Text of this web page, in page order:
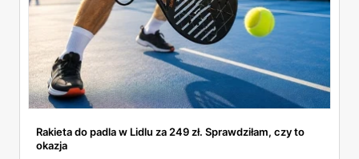
Rakieta do padla w Lidlu za 249 zł. Sprawdziłam, czy to
okazja